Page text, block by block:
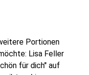
Portionen
Lisa Feller
für dich" auf